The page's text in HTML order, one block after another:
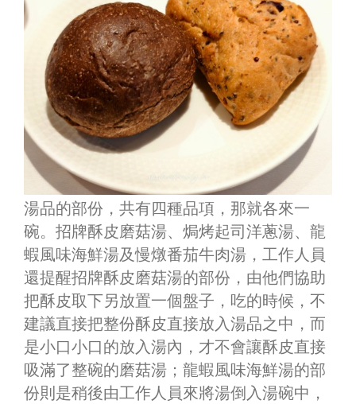
湯品的部份，共有四種品項，那就各來一
碗。招牌酥皮磨菇湯、 焗烤起司洋蔥湯、 龍
蝦風味海鮮湯及慢燉番茄牛肉湯 ，工作人員
還提醒招牌酥皮磨菇湯的部份，由他們協助
把酥皮取下另放置一個盤子，吃的時候，不
建議直接把整份酥皮直接放入湯品之中，而
是小口小口的放入湯內，才不會讓酥皮直接
吸滿了整碗的磨菇湯；龍蝦風味海鮮湯的部
份則是稍後由工作人員來將湯倒入湯碗中，